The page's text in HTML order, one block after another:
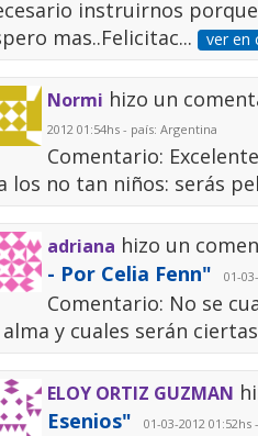
instruirnos
mas..Felicitac... ver en
Normi hizo un
2012 01:54hs - país: Argentina
Comentario:
los no tan niños: serás
adriana hizo un
- Por Celia Fenn"
01-
Comentario: No se
y cuales serán
ELOY ORTIZ GUZMAN
Esenios"
01-03-2012